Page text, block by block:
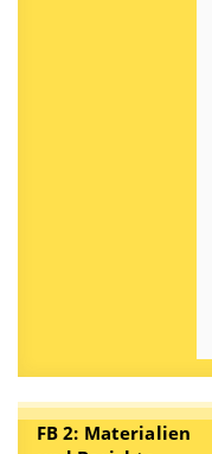
FB 2: Materialien